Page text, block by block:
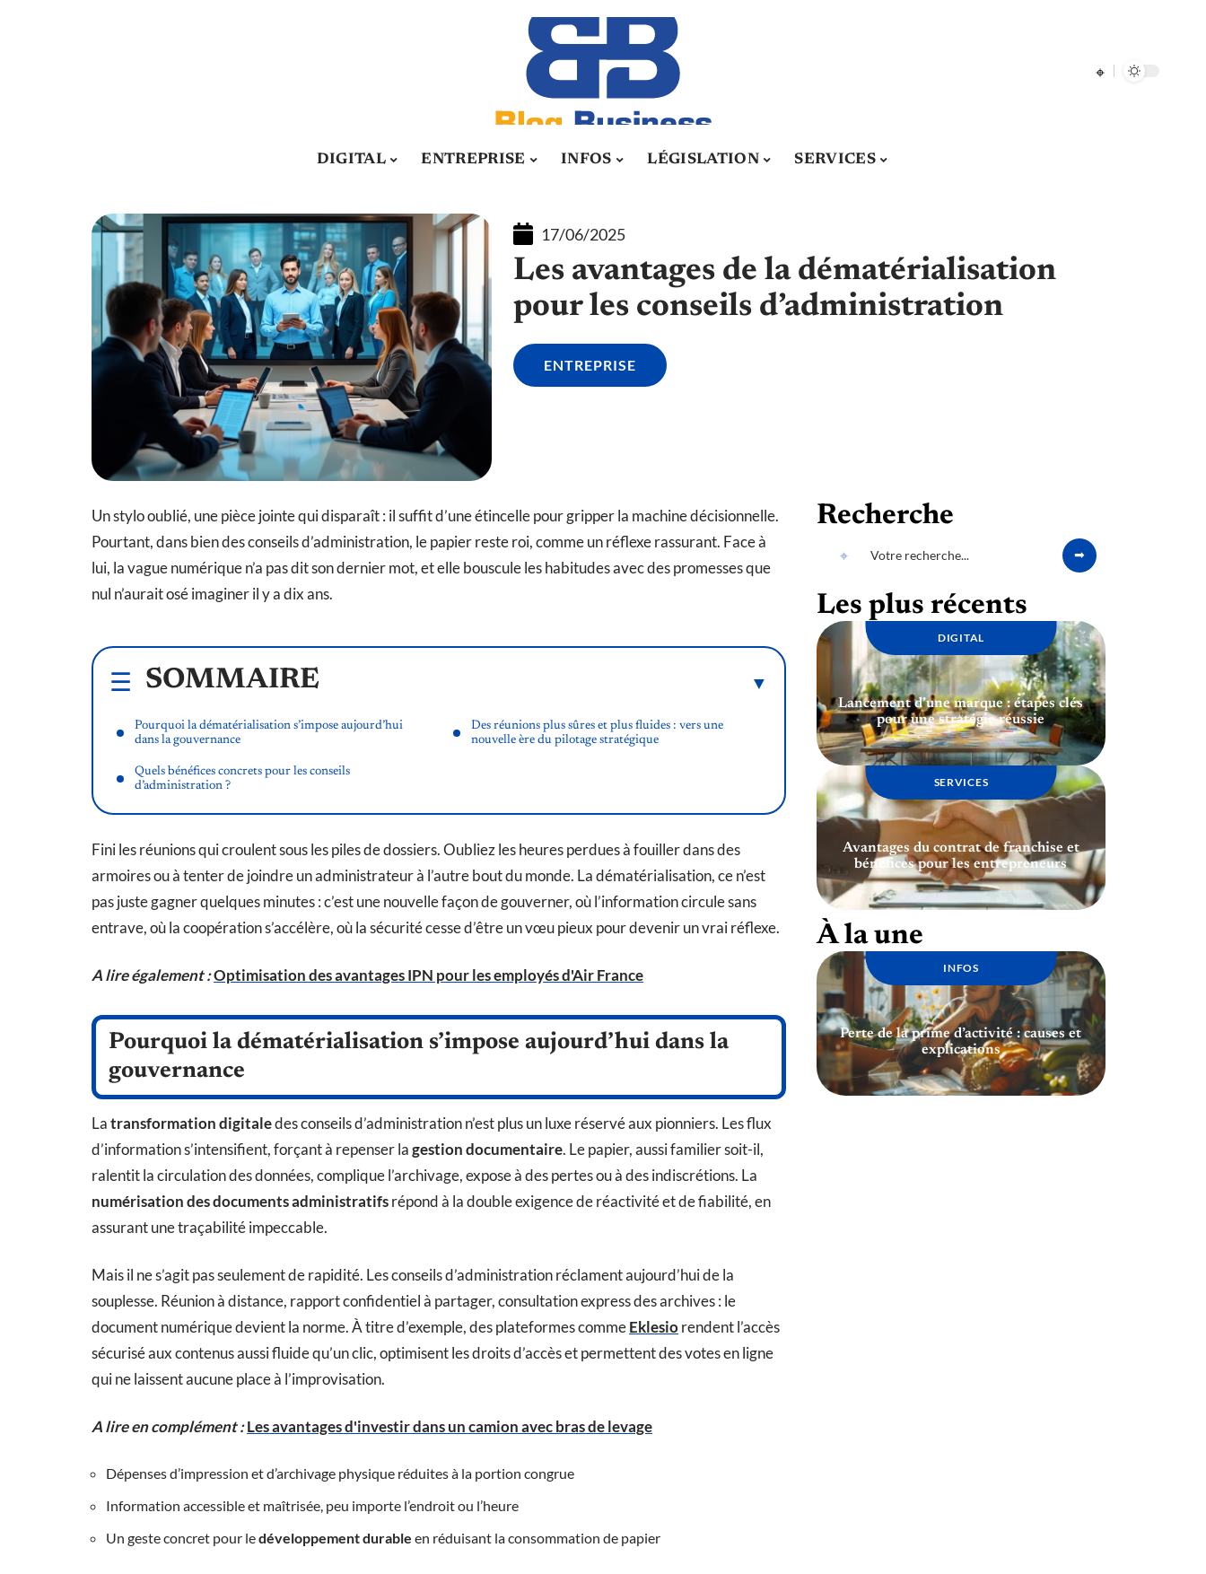
DIGITAL ENTREPRISE INFOS LÉGISLATION SERVICES
17/06/2025
Les avantages de la dématérialisation
pour les conseils d’administration
ENTREPRISE
Un stylo oublié, une pièce jointe qui disparaît : il suffit d’une étincelle pour gripper la machine décisionnelle.
Pourtant, dans bien des conseils d’administration, le papier reste roi, comme un réflexe rassurant. Face à
lui, la vague numérique n’a pas dit son dernier mot, et elle bouscule les habitudes avec des promesses que
nul n’aurait osé imaginer il y a dix ans.
SOMMAIRE
Pourquoi la dématérialisation s’impose aujourd’hui
dans la gouvernance
Quels bénéfices concrets pour les conseils
d’administration ?
Des réunions plus sûres et plus fluides : vers une
nouvelle ère du pilotage stratégique
Fini les réunions qui croulent sous les piles de dossiers. Oubliez les heures perdues à fouiller dans des
armoires ou à tenter de joindre un administrateur à l’autre bout du monde. La dématérialisation, ce n’est
pas juste gagner quelques minutes : c’est une nouvelle façon de gouverner, où l’information circule sans
entrave, où la coopération s’accélère, où la sécurité cesse d’être un vœu pieux pour devenir un vrai réflexe.
A lire également :Optimisation des avantages IPN pour les employés d'Air France
Pourquoi la dématérialisation s’impose aujourd’hui dans la
gouvernance
Latransformation digitaledes conseils d’administration n’est plus un luxe réservé aux pionniers. Les flux
d’information s’intensifient, forçant à repenser lagestion documentaire. Le papier, aussi familier soit-il,
ralentit la circulation des données, complique l’archivage, expose à des pertes ou à des indiscrétions. La
numérisation des documents administratifsrépond à la double exigence de réactivité et de fiabilité, en
assurant une traçabilité impeccable.
Mais il ne s’agit pas seulement de rapidité. Les conseils d’administration réclament aujourd’hui de la
souplesse. Réunion à distance, rapport confidentiel à partager, consultation express des archives : le
document numérique devient la norme. À titre d’exemple, des plateformes commeEklesiorendent l’accès
sécurisé aux contenus aussi fluide qu’un clic, optimisent les droits d’accès et permettent des votes en ligne
qui ne laissent aucune place à l’improvisation.
A lire en complément :Les avantages d'investir dans un camion avec bras de levage
Dépenses d’impression et d’archivage physique réduites à la portion congrue
Information accessible et maîtrisée, peu importe l’endroit ou l’heure
Un geste concret pour ledéveloppement durable en réduisant la consommation de papier
Recherche
Les plus récents
DIGITAL
Lancement d’une marque : étapes clés
pour une stratégie réussie
SERVICES
Avantages du contrat de franchise et
bénéfices pour les entrepreneurs
À la une
INFOS
Perte de la prime d’activité : causes et
explications